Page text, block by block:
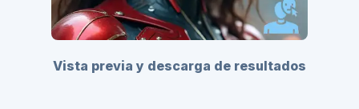
Vista previa y descarga de resultados